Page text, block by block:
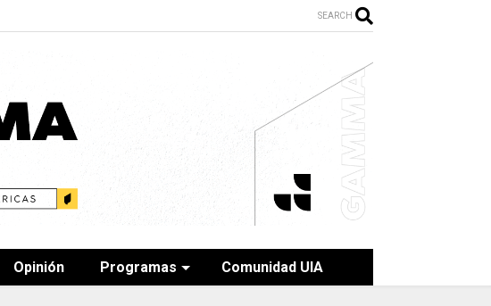
SEARCH
Opinión Programas Comunidad UIA